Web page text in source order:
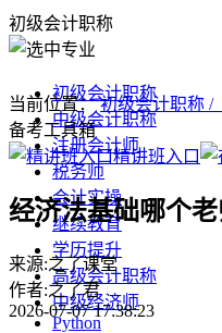
初级会计职称
初级会计职称
中级会计职称
注册会计师
税务师
会计实操
继续教育
学历提升
高级会计职称
中级经济师
Python
当前位置：初级会计职称 /
备考工具箱
精讲班入口
经济法基础哪个
来源:之了课堂
作者:之了君
2026-07-07 17:38:23